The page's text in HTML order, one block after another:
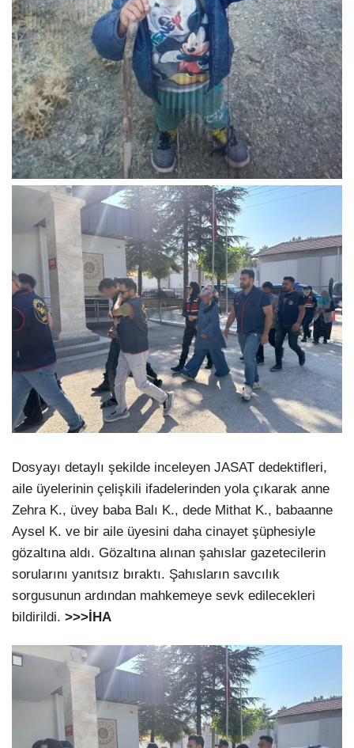
Dosyayı detaylı şekilde inceleyen JASAT dedektifleri,
aile üyelerinin çelişkili ifadelerinden yola çıkarak anne
Zehra K., üvey baba Balı K., dede Mithat K., babaanne
Aysel K. ve bir aile üyesini daha cinayet şüphesiyle
gözaltına aldı. Gözaltına alınan şahıslar gazetecilerin
sorularını yanıtsız bıraktı. Şahısların savcılık
sorgusunun ardından mahkemeye sevk edilecekleri
bildirildi. >>>İHA